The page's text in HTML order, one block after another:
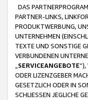
DAS
PARTNER-LINKS,
PRODUKTWERBUNG,
UNTERNEHMEN
TEXTE UND SONSTIGE
VERBUNDENEN
SERVICEANGEBOTE“),
ODER LIZENZGEBER
GESETZLICH ODER IN
SCHLIESSEN JEGLICHE